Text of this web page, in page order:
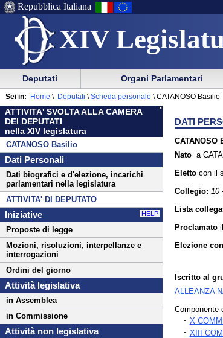
XIV
Menu
di
ausilio
alla
navigazione
Menu
di
navigazione
principale
Repubblica Italiana
Menu
di
navigazione
principale
menu
di
sezione
Deputati Organi Parlamentari
ATTIVITA' SVOLTA ALLA CAMERA
DEI DEPUTATI
nella XIV legislatura
CATANOSO Basilio
Dati Personali
Dati biografici e d'elezione, incarichi
parlamentari nella legislatura
ATTIVITA' DI DEPUTATO
Iniziative HELP
Proposte di legge
Mozioni, risoluzioni, interpellanze e
interrogazioni
Ordini del giorno
Attività legislativa
in Assemblea
in Commissione
Attività non legislativa
Sei in: Home \ Deputati \ Scheda personale \ CATANOSO Basilio
DATI
CATANOSO
Nato a
Eletto con il
Collegio: 10
Lista
Proclamato
Elezione
Iscritto al
ALLEANZA
Componente
X
XIII